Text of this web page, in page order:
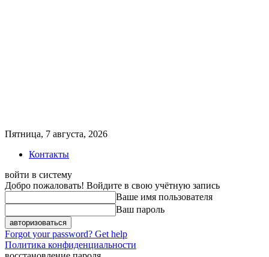
Пятница, 7 августа, 2026
Контакты
войти в систему
Добро пожаловать! Войдите в свою учётную запись
Ваше имя пользователя
Ваш пароль
Forgot your password? Get help
Политика конфиденциальности